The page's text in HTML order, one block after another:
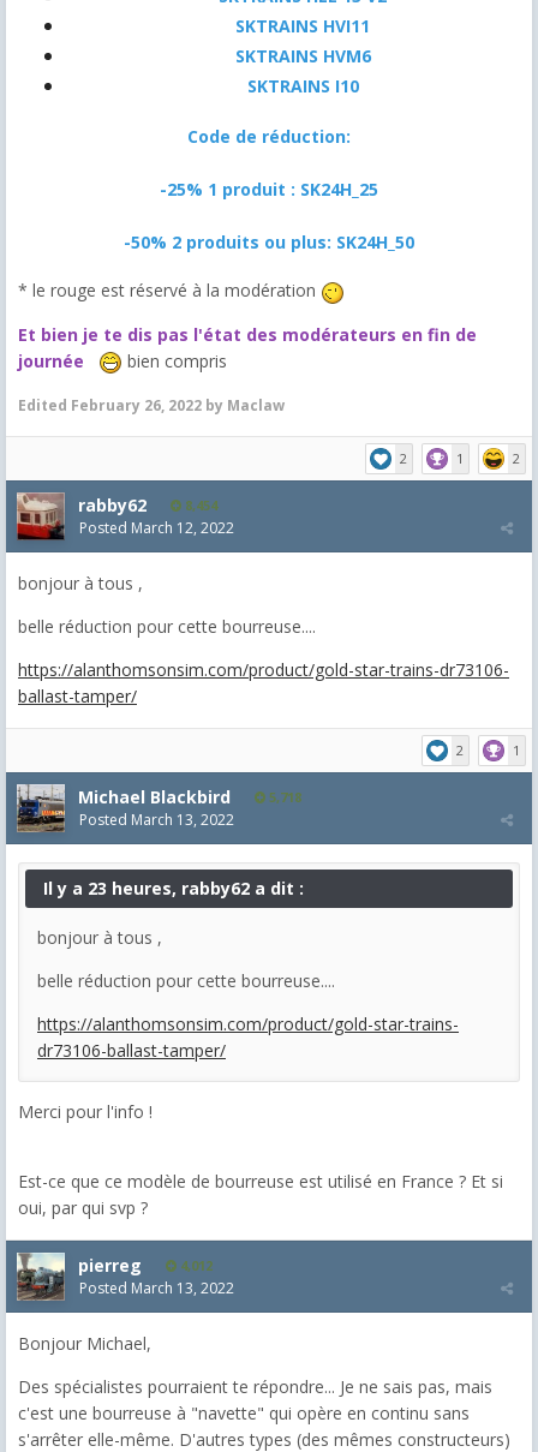
SKTRAINS HVI11
SKTRAINS HVM6
SKTRAINS I10
Code de réduction:
-25% 1 produit : SK24H_25
-50% 2 produits ou plus: SK24H_50
* le rouge est réservé à la modération
Et bien je te dis pas l'état des modérateurs en fin de
journée
bien compris
Edited February 26, 2022 by Maclaw
2 1 2
rabby62 8,454
Posted March 12, 2022
bonjour à tous ,
belle réduction pour cette bourreuse....
https://alanthomsonsim.com/product/gold-star-trains-dr73106-
ballast-tamper/
2 1
Michael Blackbird 5,718
Posted March 13, 2022
Il y a 23 heures, rabby62 a dit :
bonjour à tous ,
belle réduction pour cette bourreuse....
https://alanthomsonsim.com/product/gold-star-trains-
dr73106-ballast-tamper/
Merci pour l'info !
Est-ce que ce modèle de bourreuse est utilisé en France ? Et si
oui, par qui svp ?
pierreg 4,012
Posted March 13, 2022
Bonjour Michael,
Des spécialistes pourraient te répondre... Je ne sais pas, mais
c'est une bourreuse à "navette" qui opère en continu sans
s'arrêter elle-même. D'autres types (des mêmes constructeurs)